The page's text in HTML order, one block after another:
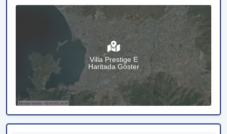
Villa Prestige E
Haritada Göster